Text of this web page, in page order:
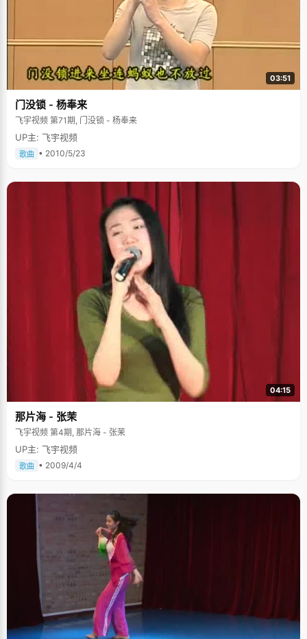
03:51
门没锁 - 杨奉来
飞宇视频 第71期, 门没锁 - 杨奉来
UP主: 飞宇视频
歌曲 • 2010/5/23
04:15
那片海 - 张茉
飞宇视频 第4期, 那片海 - 张茉
UP主: 飞宇视频
歌曲 • 2009/4/4